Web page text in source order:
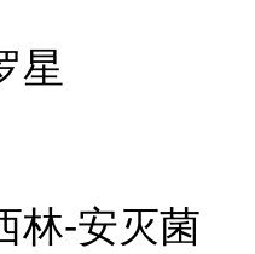
星
林-安灭菌